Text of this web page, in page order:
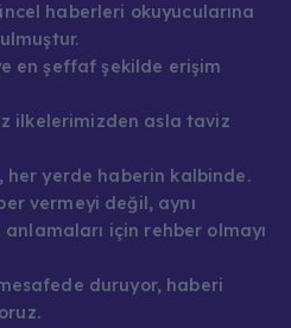
haberleri okuyucularına
en şeffaf şekilde erişim
ilkelerimizden asla taviz
her yerde haberin kalbinde.
vermeyi değil, aynı
için rehber olmayı
duruyor, haberi